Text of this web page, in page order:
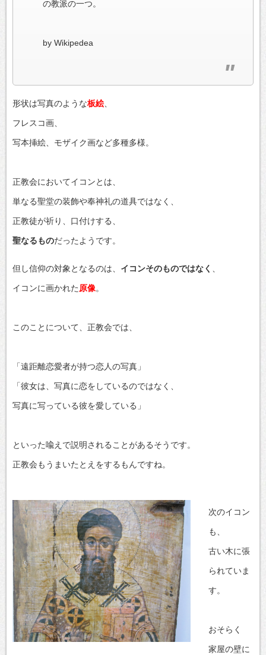
の教派の一つ。
by Wikipedea
形状は写真のような板絵、
フレスコ画、
写本挿絵、モザイク画など多種多様。
正教会においてイコンとは、
単なる聖堂の装飾や奉神礼の道具ではなく、
正教徒が祈り、口付けする、
聖なるものだったようです。
但し信仰の対象となるのは、 イコンそのものではなく
イコンに画かれた原像。
このことについて、正教会では、
「遠距離恋愛者が持つ恋人の写真」
「彼女は、写真に恋をしているのではなく、
写真に写っている彼を愛している」
といった喩えで説明されることがあるそうです。
正教会もうまいたとえをするもんですね。
次のイコン
も、
古い木に張
られていま
す。
おそらく
家屋の壁に